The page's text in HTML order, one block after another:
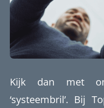
Kijk dan met
‘systeembril’. Bij